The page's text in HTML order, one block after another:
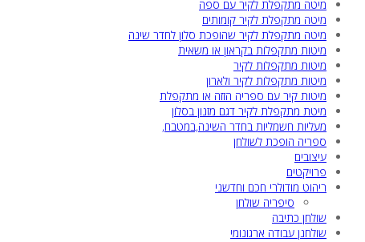
מיטה מתקפלת לקיר עם ספה
מיטה מתקפלת לקיר קומותים
מיטה מתקפלת לקיר שהופכת סלון לחדר שינה
מיטות מתקפלות בקראון או משאית
מיטות מתקפלות לקיר
מיטות מתקפלות לקיר ולארון
מיטות קיר עם ספריה הזזה או מתקפלת
מיטת מתקפלת לקיר דגם מזנון בסלון
מעליות חשמליות בחדר השינה,במטבח,
ספריה הופכת לשולחן
עיצובים
פרויקטים
ריהוט מודולרי חכם וחדשני
סיפריה שולחן
שולחן כתיבה
שולחנן עבודה ארגונומי